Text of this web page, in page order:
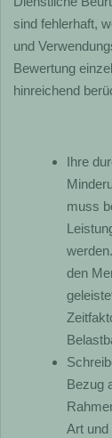
sind fehlerhaft,
und
Bewertung
hinreichend
Ihre
muss
den
Bezug
Art und